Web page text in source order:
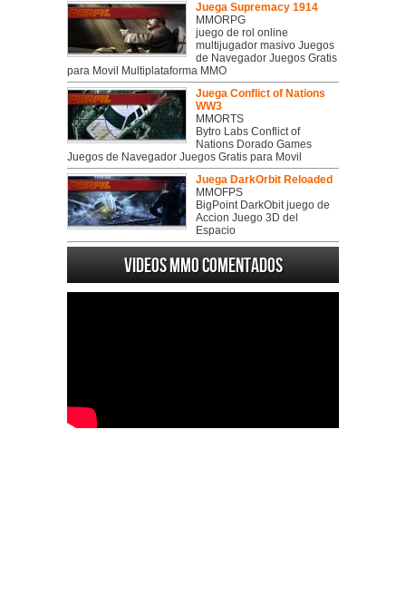
Juega Supremacy 1914
MMORPG
juego de rol online
multijugador masivo Juegos
de Navegador Juegos Gratis
para Movil Multiplataforma MMO
Juega Conflict of Nations
WW3
MMORTS
Bytro Labs Conflict of
Nations Dorado Games
Juegos de Navegador Juegos Gratis para Movil
Juega DarkOrbit Reloaded
MMOFPS
BigPoint DarkObit juego de
Accion Juego 3D del
Espacio
Videos MMO Comentados